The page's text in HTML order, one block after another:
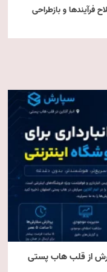
فرآیندها و بازطراحی
از قلب هاب پستی